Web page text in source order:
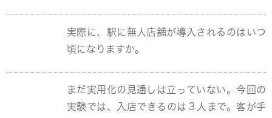
実際に、駅に無人店舗が導入されるのはいつ
頃になりますか。
まだ実用化の見通しは立っていない。今回の
実験では、入店できるのは３人まで。客が手